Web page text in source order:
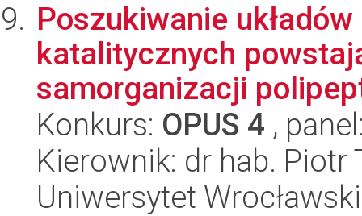
Poszukiwanie
katalitycznych
samorganizacji
Konkurs: OPUS 4 ,
Kierownik: dr hab. Piotr
Uniwersytet